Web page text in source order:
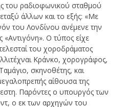
του ραδιοφωνικού σταθμού
άλλων και το εξής: «Με
του Λονδίνου ανέμενε την
«Αντιγόνη». Ο τύπος είχε
του χοροδράματος
Κράνκο, χορογράφος,
σκηνοθέτης, και
αίθουσα της
Παρόντες ο υπουργός των
ο εκ των αρχηγών του